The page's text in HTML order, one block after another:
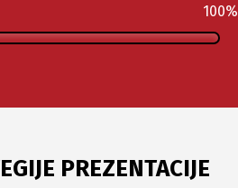
100
PREZENTACIJE